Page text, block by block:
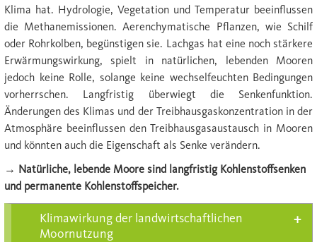
Klima hat. Hydrologie, Vegetation und Temperatur beeinflussen
die Methanemissionen. Aerenchymatische Pflanzen, wie Schilf
oder Rohrkolben, begünstigen sie. Lachgas hat eine noch stärkere
Erwärmungswirkung, spielt in natürlichen, lebenden Mooren
jedoch keine Rolle, solange keine wechselfeuchten Bedingungen
vorherrschen. Langfristig überwiegt die Senkenfunktion.
Änderungen des Klimas und der Treibhausgaskonzentration in der
Atmosphäre beeinflussen den Treibhausgasaustausch in Mooren
und könnten auch die Eigenschaft als Senke verändern.
→ Natürliche, lebende Moore sind langfristig Kohlenstoffsenken
und permanente Kohlenstoffspeicher.
Klimawirkung der landwirtschaftlichen
Moornutzung